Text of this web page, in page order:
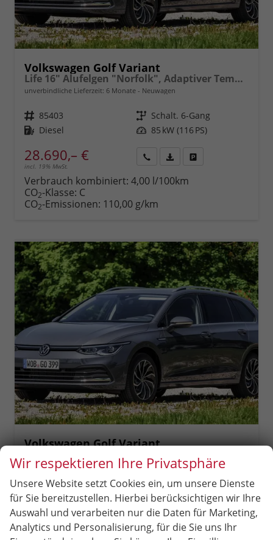
Volkswagen Golf Variant
Life 16" Alufelgen "Norfolk", Adaptiver Tempomat ACC, Sicht-Paket, Digital Cockpit Pro, LED-Scheinwerfer, Radio Composition 10,3" + Wireless App-Connect, Parksensoren vorn und hinten, Climatronic, M-Lederlenkrad, Reserverad, Dachreling uvm.
unverbindliche Lieferzeit: 6 Monate Neuwagen
Fahrzeugnr. 85403 Getriebe Schalt. 6-Gang
Kraftstoff Diesel Leistung 85 kW (116 PS)
28.690,– €
incl. 19% MwSt.
anfordern
Datei,
Verbrauch kombiniert: 4,00 l/100km
CO2-Klasse: C
CO2-Emissionen: 110,00 g/km
Volkswagen Golf Variant
unverbindliche Lieferzeit:6 Monate Neuwagen
86663
Schalt. 6-Gang
Diesel 85 kW (116 PS)
28.890,– €
Wir respektieren Ihre Privatsphäre
Unsere Website setzt Cookies ein, um unsere Dienste
für Sie bereitzustellen. Hierbei berücksichtigen wir Ihre
Auswahl und verarbeiten nur die Daten für Marketing,
Analytics und Personalisierung, für die Sie uns Ihr